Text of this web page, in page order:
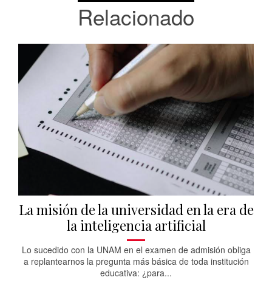
Relacionado
La misión de la universidad en la era de
la inteligencia artificial
Lo sucedido con la UNAM en el examen de admisión obliga
a replantearnos la pregunta más básica de toda institución
educativa: ¿para...